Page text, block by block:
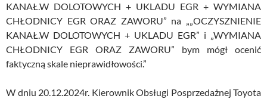
KANAŁ.W DOLOTOWYCH + UKLADU EGR + WYMIANA
CHŁODNICY EGR ORAZ ZAWORU” na „„OCZYSZNIENIE
KANAŁ.W DOLOTOWYCH + UKLADU EGR” i „WYMIANA
CHŁODNICY EGR ORAZ ZAWORU” bym mógł ocenić
faktyczną skale nieprawidłowości.”
W dniu 20.12.2024r. Kierownik Obsługi Posprzedażnej Toyota